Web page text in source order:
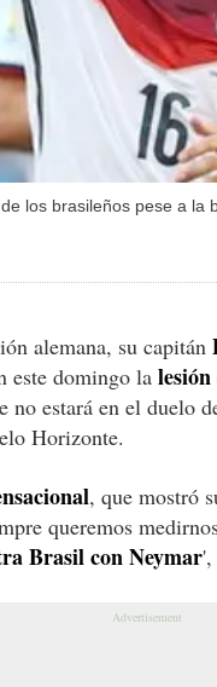
los brasileños pese a la
alemana, su capitán
este domingo la
estará en el duelo
Horizonte.
, que mostró
queremos
Brasil con Neymar